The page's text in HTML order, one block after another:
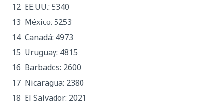
EE.UU.: 5340
México: 5253
Canadá: 4973
Uruguay: 4815
Barbados: 2600
Nicaragua: 2380
El Salvador: 2021